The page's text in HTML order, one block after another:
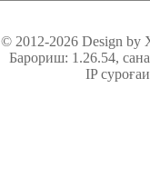
© 2012-2026 Design
Барориш: 1.26.54,
IP